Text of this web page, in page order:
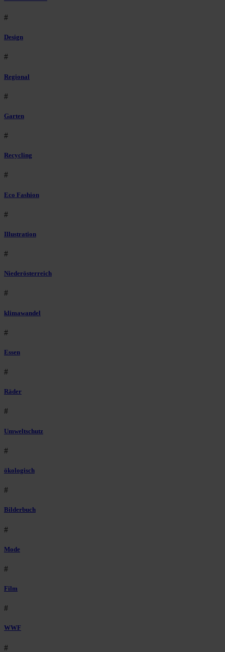
#
Design
#
Regional
#
Garten
#
Recycling
#
Eco Fashion
#
Illustration
#
Niederösterreich
#
klimawandel
#
Essen
#
Räder
#
Umweltschutz
#
ökologisch
#
Bilderbuch
#
Mode
#
Film
#
WWF
#